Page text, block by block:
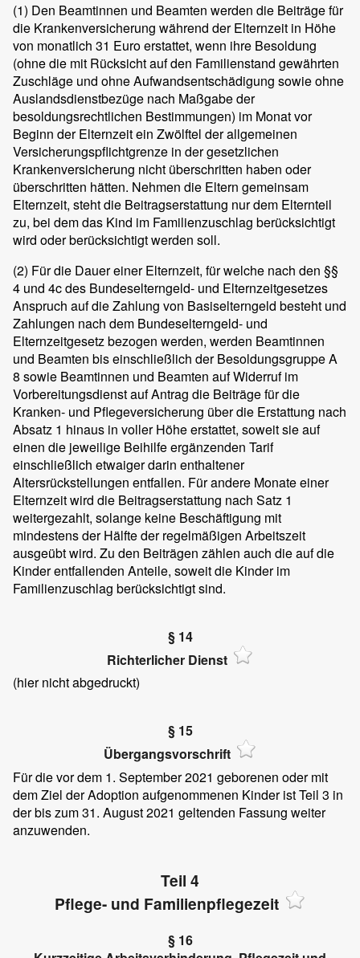
(1) Den Beamtinnen und Beamten werden die Beiträge für
die Krankenversicherung während der Elternzeit in Höhe
von monatlich 31 Euro erstattet, wenn ihre Besoldung
(ohne die mit Rücksicht auf den Familienstand gewährten
Zuschläge und ohne Aufwandsentschädigung sowie ohne
Auslandsdienstbezüge nach Maßgabe der
besoldungsrechtlichen Bestimmungen) im Monat vor
Beginn der Elternzeit ein Zwölftel der allgemeinen
Versicherungspflichtgrenze in der gesetzlichen
Krankenversicherung nicht überschritten haben oder
überschritten hätten. Nehmen die Eltern gemeinsam
Elternzeit, steht die Beitragserstattung nur dem Elternteil
zu, bei dem das Kind im Familienzuschlag berücksichtigt
wird oder berücksichtigt werden soll.
(2) Für die Dauer einer Elternzeit, für welche nach den §§
4 und 4c des Bundeselterngeld- und Elternzeitgesetzes
Anspruch auf die Zahlung von Basiselterngeld besteht und
Zahlungen nach dem Bundeselterngeld- und
Elternzeitgesetz bezogen werden, werden Beamtinnen
und Beamten bis einschließlich der Besoldungsgruppe A
8 sowie Beamtinnen und Beamten auf Widerruf im
Vorbereitungsdienst auf Antrag die Beiträge für die
Kranken- und Pflegeversicherung über die Erstattung nach
Absatz 1 hinaus in voller Höhe erstattet, soweit sie auf
einen die jeweilige Beihilfe ergänzenden Tarif
einschließlich etwaiger darin enthaltener
Altersrückstellungen entfallen. Für andere Monate einer
Elternzeit wird die Beitragserstattung nach Satz 1
weitergezahlt, solange keine Beschäftigung mit
mindestens der Hälfte der regelmäßigen Arbeitszeit
ausgeübt wird. Zu den Beiträgen zählen auch die auf die
Kinder entfallenden Anteile, soweit die Kinder im
Familienzuschlag berücksichtigt sind.
§ 14
Richterlicher Dienst
(hier nicht abgedruckt)
§ 15
Übergangsvorschrift
Für die vor dem 1. September 2021 geborenen oder mit
dem Ziel der Adoption aufgenommenen Kinder ist Teil 3 in
der bis zum 31. August 2021 geltenden Fassung weiter
anzuwenden.
Teil 4
Pflege- und Familienpflegezeit
§ 16